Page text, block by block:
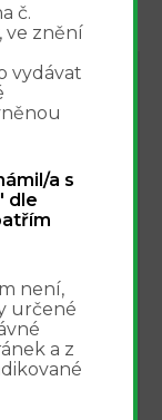
bolesti -
-
č.
ve znění
vydávat
a s
dle
není,
určené
a z